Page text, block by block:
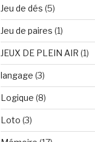
Jeu de dés (5)
Jeu de paires (1)
JEUX DE PLEIN AIR (1)
langage (3)
Logique (8)
Loto (3)